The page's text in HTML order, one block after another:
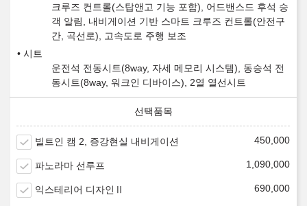
크루즈 컨트롤(스탑앤고 기능 포함), 어드밴스드 후석 승
객 알림, 내비게이션 기반 스마트 크루즈 컨트롤(안전구
간, 곡선로), 고속도로 주행 보조
시트
운전석 전동시트(8way, 자세 메모리 시스템), 동승석 전
동시트(8way, 워크인 디바이스), 2열 열선시트
빌트인 캠 2, 증강현실 내비게이션 450,000
파노라마 선루프 1,090,000
익스테리어 디자인Ⅱ 690,000